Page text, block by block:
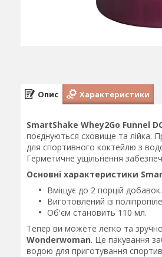
Опис Характеристики
SmartShake Whey2Go Funnel
поєднуються сховище та лійка.
для спортивного коктейлю з
Герметичне ущільнення
Основні характеристики
Вміщує до 2 порцій добавок.
Виготовлений із
Об'єм становить 110 мл.
Тепер ви можете легко та
Wonderwoman. Це пакування
водою для приготування